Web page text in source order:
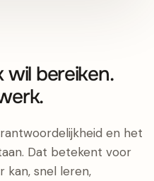
wil bereiken.
en het
Dat betekent voor
kan, snel leren,